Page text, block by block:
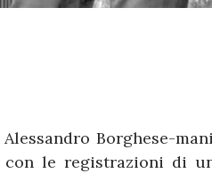
Borghese-
le registrazioni di